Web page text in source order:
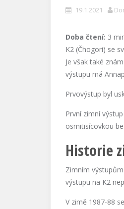
19.1.2021
Doba čtení: 3
K2 (Čhogori) se
Je však také
výstupu má
Prvovýstup byl
První zimní
osmitisícovkou
Historie
Zimním
výstupu na K2
V zimě 1987-88